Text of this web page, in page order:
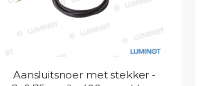
Aansluitsnoer met stekker -